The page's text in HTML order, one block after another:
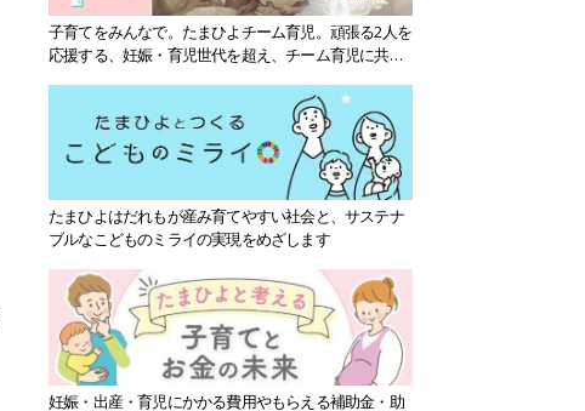
子育てをみんなで。たまひよチーム育児。頑張る2人を
応援する、妊娠・育児世代を超え、チーム育児に共感
たまひよはだれもが産み育てやすい社会と、サステナ
ブルなこどものミライの実現をめざします
妊娠・出産・育児にかかる費用やもらえる補助金・助